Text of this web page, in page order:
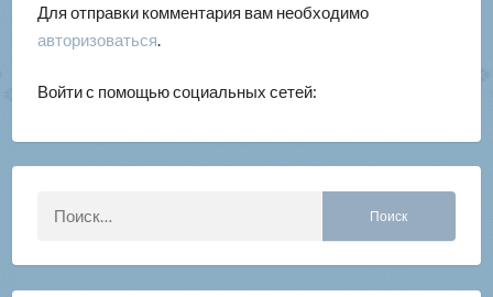
Для отправки комментария вам необходимо
авторизоваться.
Войти с помощью социальных сетей: